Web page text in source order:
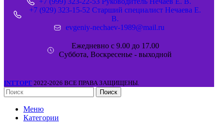
+7 (929) 323-15-52 Старший специалист Нечаева Е.
В.
evgeniy-nechaev-1989@mail.ru
Ежедневно с 9.00 до 17.00
Суббота, Воскресенье - выходной
INTТОРГ 2022-2026 ВСЕ ПРАВА ЗАЩИЩЕНЫ.
Поиск
Меню
Категории